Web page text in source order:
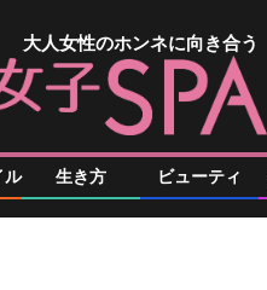
大人女性のホンネに向き合う
ル 生き方 ビューティ